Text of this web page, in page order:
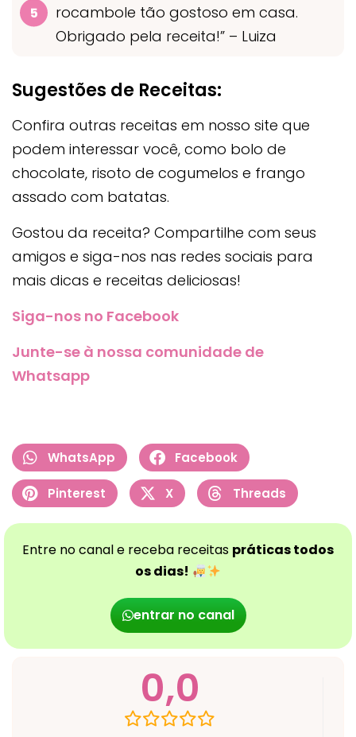
rocambole tão gostoso em casa.
Obrigado pela receita!” – Luiza
Sugestões de Receitas:
Confira outras receitas em nosso site que
podem interessar você, como bolo de
chocolate, risoto de cogumelos e frango
assado com batatas.
Gostou da receita? Compartilhe com seus
amigos e siga-nos nas redes sociais para
mais dicas e receitas deliciosas!
Siga-nos no Facebook
Junte-se à nossa comunidade de
Whatsapp
WhatsApp Facebook
Pinterest X Threads
Entre no canal e receba receitas práticas todos
os dias!
entrar no canal
0,0